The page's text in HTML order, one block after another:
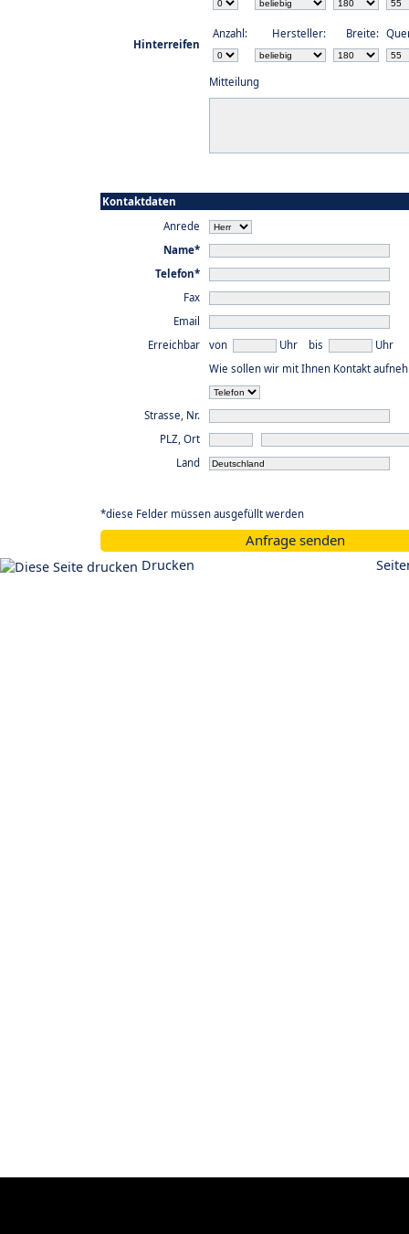
Hinterreifen
Anzahl: Hersteller: Breite:
Mitteilung
Kontaktdaten
Anrede
Name*
Telefon*
Fax
Email
Erreichbar
von Uhr bis
Uhr
Wie sollen wir mit Ihnen Kontakt
Strasse, Nr.
PLZ, Ort
Land
*diese Felder müssen ausgefüllt werden
Anfrage senden
Drucken